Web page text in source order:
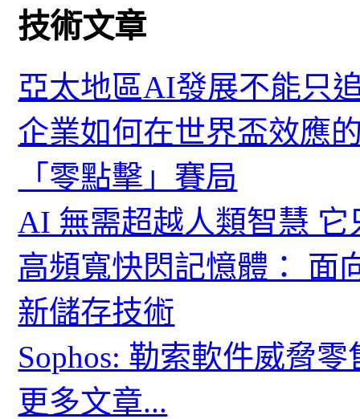
技術文章
亞太地區AI發展不能只
企業如何在世界盃效應
「零點擊」賽局
AI 無需超越人類智慧
高頻寬快閃記憶體： 面
新儲存技術
Sophos: 勒索軟件威脅
更多文章...